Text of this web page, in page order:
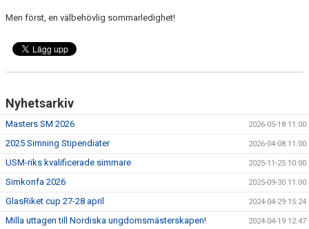
Men först, en välbehövlig sommarledighet!
Nyhetsarkiv
Masters SM 2026 2026-05-18 11:00
2025 Simning Stipendiater 2026-04-08 11:00
USM-riks kvalificerade simmare 2025-11-25 10:00
Simkonfa 2026 2025-09-30 11:00
GlasRiket cup 27-28 april 2024-04-29 15:24
Milla uttagen till Nordiska ungdomsmästerskapen! 2024-04-19 12:47